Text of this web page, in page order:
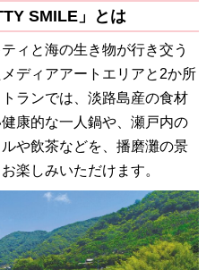
SMILE」とは
ィと海の生き物が行き交う
ディアアートエリアと2か所
ランでは、淡路島産の食材
康的な一人鍋や、瀬戸内の
や飲茶などを、播磨灘の景
楽しみいただけます。